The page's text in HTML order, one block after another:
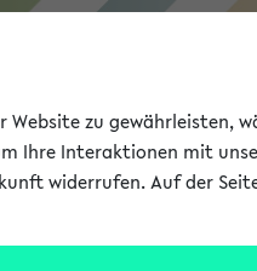
zu gewährleisten,
Ihre Interaktionen mit
widerrufen. Auf der